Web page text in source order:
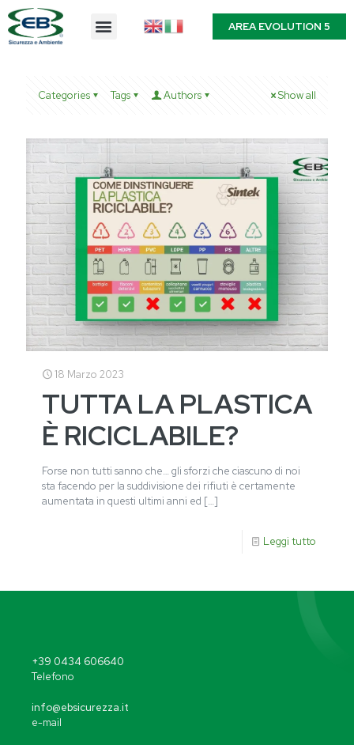
AREA EVOLUTION 5
Categories Tags Authors Show all
18 Marzo 2023
TUTTA LA PLASTICA
È RICICLABILE?
Forse non tutti sanno che… gli sforzi che ciascuno di noi
sta facendo per la suddivisione dei rifiuti è certamente
aumentata in questi ultimi anni ed […]
Leggi tutto
+39 0434 606640
Telefono
info@ebsicurezza.it
e-mail